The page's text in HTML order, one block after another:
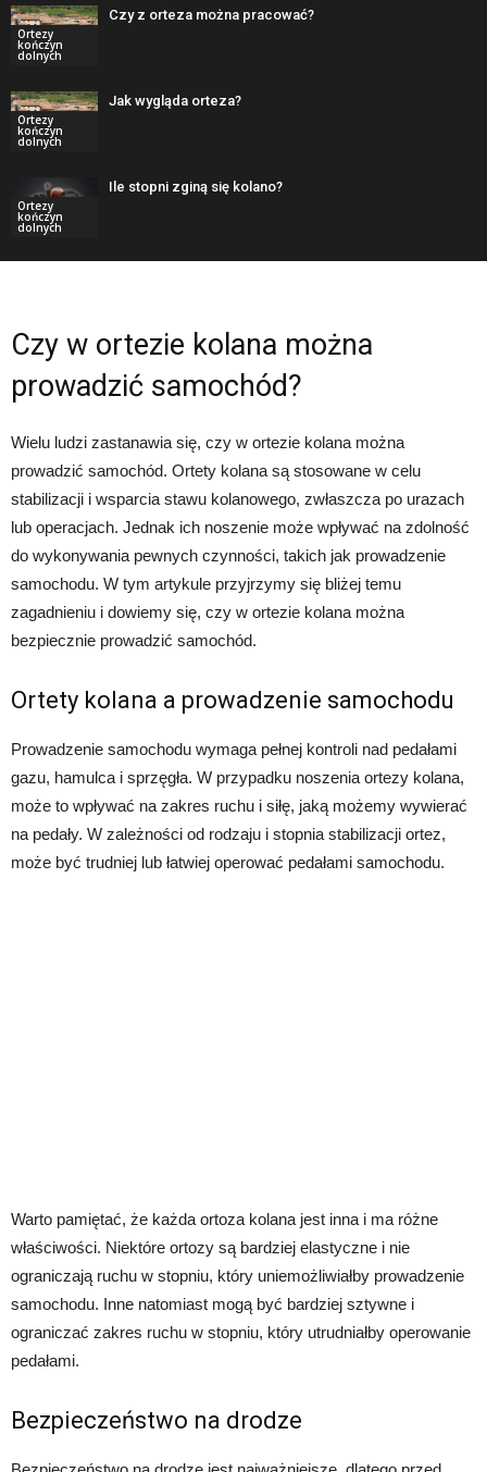
Ortezy
kończyn
dolnych
Czy z orteza można pracować?
Ortezy
kończyn
dolnych
Jak wygląda orteza?
Ortezy
kończyn
dolnych
Ile stopni zginą się kolano?
Czy w ortezie kolana można
prowadzić samochód?
Wielu ludzi zastanawia się, czy w ortezie kolana można
prowadzić samochód. Ortety kolana są stosowane w celu
stabilizacji i wsparcia stawu kolanowego, zwłaszcza po urazach
lub operacjach. Jednak ich noszenie może wpływać na zdolność
do wykonywania pewnych czynności, takich jak prowadzenie
samochodu. W tym artykule przyjrzymy się bliżej temu
zagadnieniu i dowiemy się, czy w ortezie kolana można
bezpiecznie prowadzić samochód.
Ortety kolana a prowadzenie samochodu
Prowadzenie samochodu wymaga pełnej kontroli nad pedałami
gazu, hamulca i sprzęgła. W przypadku noszenia ortezy kolana,
może to wpływać na zakres ruchu i siłę, jaką możemy wywierać
na pedały. W zależności od rodzaju i stopnia stabilizacji ortez,
może być trudniej lub łatwiej operować pedałami samochodu.
Warto pamiętać, że każda ortoza kolana jest inna i ma różne
właściwości. Niektóre ortozy są bardziej elastyczne i nie
ograniczają ruchu w stopniu, który uniemożliwiałby prowadzenie
samochodu. Inne natomiast mogą być bardziej sztywne i
ograniczać zakres ruchu w stopniu, który utrudniałby operowanie
pedałami.
Bezpieczeństwo na drodze